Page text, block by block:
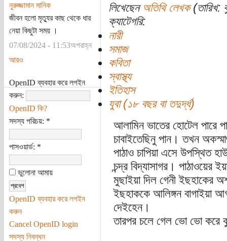
নুরুজ্জামান মানিক
জীবন হলো মৃত্যুর কাছ থেকে ধার
নেয়া কিছুটা সময় ।
07/08/2024 - 11:53অপরাহ্ন
আরও
OpenID ব্যবহার করে লগইন
করুন:
OpenID কি?
সদস্য পরিচয়: *
পাসওয়ার্ড: *
ভুলোনা আমায়
OpenID ব্যবহার করে লগইন
করুন
Cancel OpenID login
সদস্য নিবন্ধন
লিখেছেন অতিথি লেখক(তারিখ:
ক্যাটেগরি:
নারী
সমাজ
কবিতা
স্বাস্থ্য
ইতিহাস
যুবা (১৮ বছর বা তদুর্দ্ধ)
আলামিন ভাতের হোটেল পারে
চাবাইতেছিনু পান। তখন
পাঠাও চাপিয়া এসে উপস্থিত
চন্দ্র বিদ্যাসাগর। পাঠাওয়ের
মুছাইয়া দিল গেনী ইছহাকের
ইছহাককে আলিঙ্গন বাগাইয়া
দেইহেন।
তারপর চলে গেল ভো ভো করে